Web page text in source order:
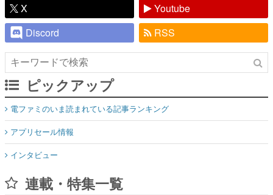
X
Youtube
Discord
RSS
ピックアップ
電ファミのいま読まれている記事ランキング
アプリセール情報
インタビュー
連載・特集一覧